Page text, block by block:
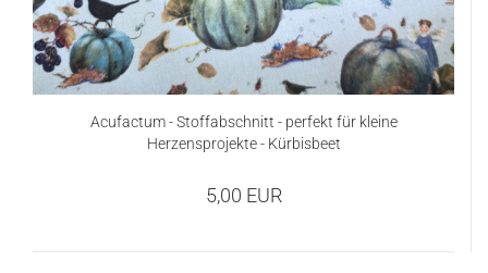
Acufactum - Stoffabschnitt - perfekt für kleine
Herzensprojekte - Kürbisbeet
5,00 EUR